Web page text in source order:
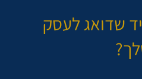
שדואג לעסק